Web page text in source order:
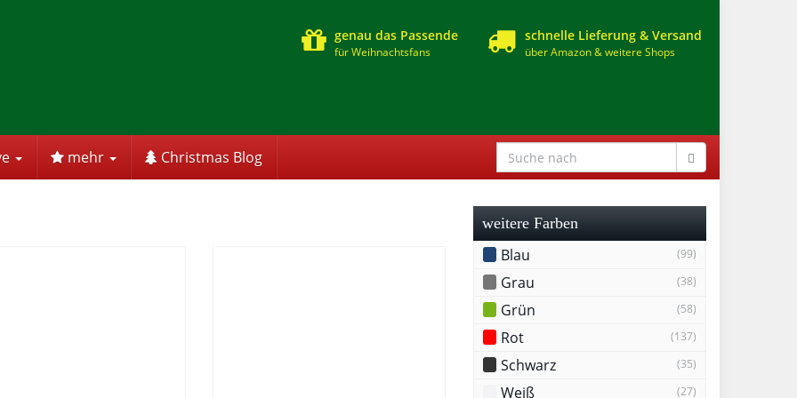
genau das Passende
für Weihnachtsfans
schnelle Lieferung & Versand
über Amazon & weitere Shops
mehr Christmas Blog
weitere Farben
Blau (99)
Grau (38)
Grün (58)
Rot (137)
Schwarz (35)
Weiß (27)